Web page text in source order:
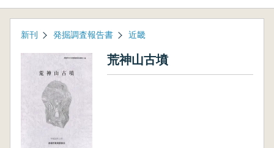
新刊 発掘調査報告書 近畿
荒神山古墳